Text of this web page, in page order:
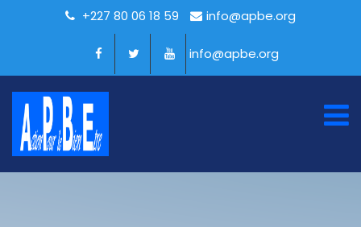
+227 80 06 18 59 info@apbe.org
info@apbe.org